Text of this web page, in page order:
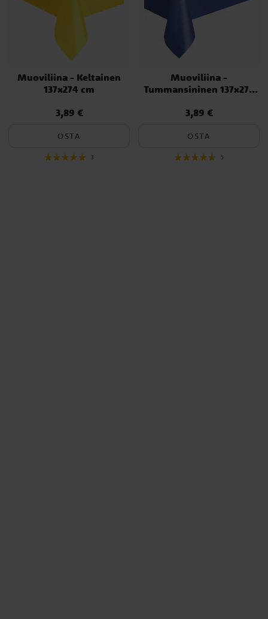
Muoviliina - Keltainen
137x274 cm
Hinta:3,89 €
3,89 €
OSTA
3
Muoviliina -
Tummansininen 137x274
Hinta:3,89 €
3,89 €
OSTA
5